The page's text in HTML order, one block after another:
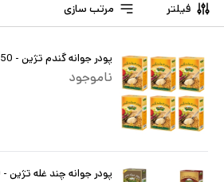
فیلتر مرتب سازی
پودر جوانه گندم تژین - 250 گرم مجموعه 6 عددی
ناموجود
پودر جوانه چند غله تژین - 1070 گرم مجموعه 5 عددی